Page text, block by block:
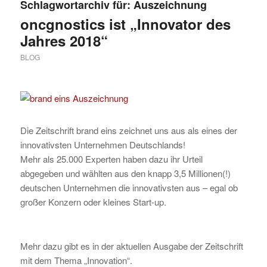
Schlagwortarchiv für: Auszeichnung
oncgnostics ist „Innovator des
Jahres 2018“
BLOG
Die Zeitschrift brand eins zeichnet uns aus als eines der
innovativsten Unternehmen Deutschlands!
Mehr als 25.000 Experten haben dazu ihr Urteil
abgegeben und wählten aus den knapp 3,5 Millionen(!)
deutschen Unternehmen die innovativsten aus – egal ob
großer Konzern oder kleines Start-up.
Mehr dazu gibt es in der aktuellen Ausgabe der Zeitschrift
mit dem Thema „Innovation“.